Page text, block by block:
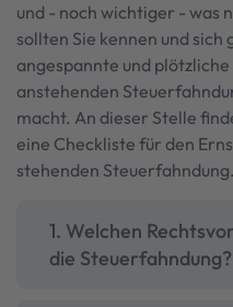
und - noch wichtiger - was
sollten Sie kennen und
angespannte und
anstehenden
macht. An dieser Stelle
eine Checkliste für den
stehenden Steuerfahndung.
1. Welchen
die Steuerfahndung?